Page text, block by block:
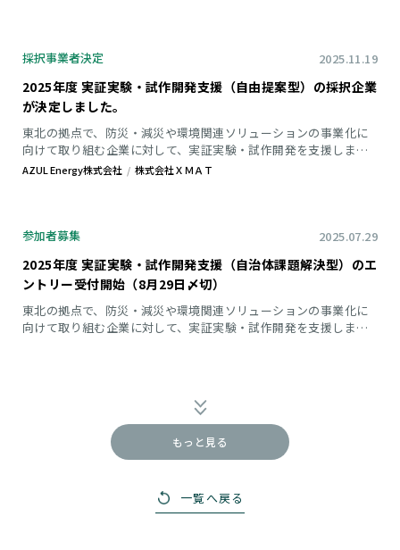
2025.11.19
採択事業者決定
2025年度 実証実験・試作開発支援（自由提案型）の採択企業
が決定しました。
東北の拠点で、防災・減災や環境関連ソリューションの事業化に
向けて取り組む企業に対して、実証実験・試作開発を支援しま
す。 企業が自ら設定した課題に対する検証・事業プランを募集し
AZUL Energy株式会社 株式会社ＸＭＡＴ
2025.07.29
参加者募集
2025年度 実証実験・試作開発支援（自治体課題解決型）のエ
ントリー受付開始（8月29日〆切）
東北の拠点で、防災・減災や環境関連ソリューションの事業化に
向けて取り組む企業に対して、実証実験・試作開発を支援しま
もっと見る
一覧へ戻る